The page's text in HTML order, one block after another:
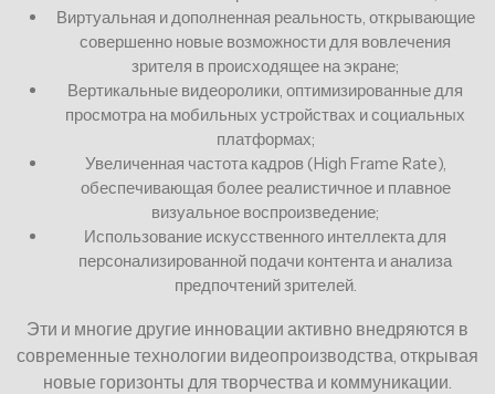
Виртуальная и дополненная реальность, открывающие
совершенно новые возможности для вовлечения
зрителя в происходящее на экране;
Вертикальные видеоролики, оптимизированные для
просмотра на мобильных устройствах и социальных
платформах;
Увеличенная частота кадров (High Frame Rate),
обеспечивающая более реалистичное и плавное
визуальное воспроизведение;
Использование искусственного интеллекта для
персонализированной подачи контента и анализа
предпочтений зрителей.
Эти и многие другие инновации активно внедряются в
современные технологии видеопроизводства, открывая
новые горизонты для творчества и коммуникации.